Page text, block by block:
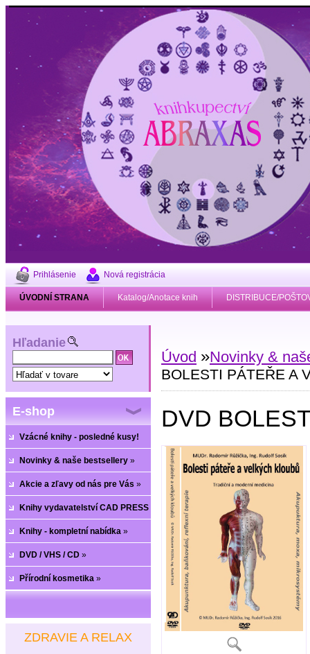
Prihlásenie Nová registrácia
ÚVODNÍ STRANA Katalog/Anotace knih DISTRIBUCE/
Hľadanie
E-shop
Vzácné knihy - posledné kusy!
Novinky & naše bestsellery »
Akcie a zľavy od nás pre Vás »
Knihy vydavatelství CAD PRESS
» Knihy - kompletní nabídka »
DVD / VHS / CD »
Přírodní kosmetika »
ZDRAVIE A RELAX
Úvod »Novinky &
BOLESTI PÁTEŘE A
DVD